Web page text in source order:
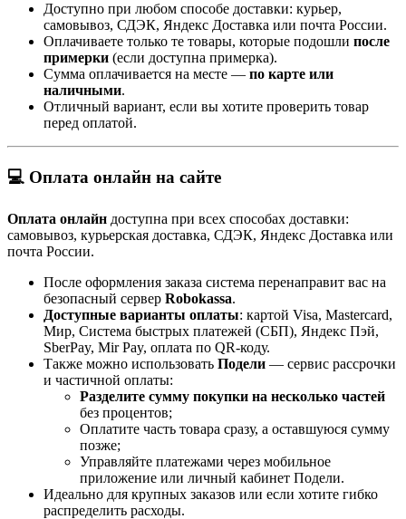
Доступно при любом способе доставки: курьер,
самовывоз, СДЭК, Яндекс Доставка или почта России.
Оплачиваете только те товары, которые подошли после
примерки (если доступна примерка).
Сумма оплачивается на месте — по карте или
наличными.
Отличный вариант, если вы хотите проверить товар
перед оплатой.
💻 Оплата онлайн на сайте
Оплата онлайн доступна при всех способах доставки:
самовывоз, курьерская доставка, СДЭК, Яндекс Доставка или
почта России.
После оформления заказа система перенаправит вас на
безопасный сервер Robokassa.
Доступные варианты оплаты: картой Visa, Mastercard,
Мир, Система быстрых платежей (СБП), Яндекс Пэй,
SberPay, Mir Pay, оплата по QR-коду.
Также можно использовать Подели — сервис рассрочки
и частичной оплаты:
Разделите сумму покупки на несколько частей
без процентов;
Оплатите часть товара сразу, а оставшуюся сумму
позже;
Управляйте платежами через мобильное
приложение или личный кабинет Подели.
Идеально для крупных заказов или если хотите гибко
распределить расходы.